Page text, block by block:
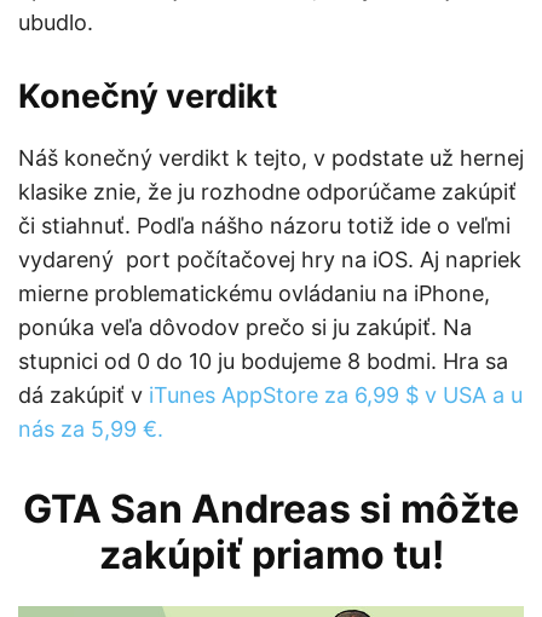
ubudlo.
Konečný verdikt
Náš konečný verdikt k tejto, v podstate už hernej
klasike znie, že ju rozhodne odporúčame zakúpiť
či stiahnuť. Podľa nášho názoru totiž ide o veľmi
vydarený port počítačovej hry na iOS. Aj napriek
mierne problematickému ovládaniu na iPhone,
ponúka veľa dôvodov prečo si ju zakúpiť. Na
stupnici od 0 do 10 ju bodujeme 8 bodmi. Hra sa
dá zakúpiť v iTunes AppStore za 6,99 $ v USA a u
nás za 5,99 €.
GTA San Andreas si môžte
zakúpiť priamo tu!